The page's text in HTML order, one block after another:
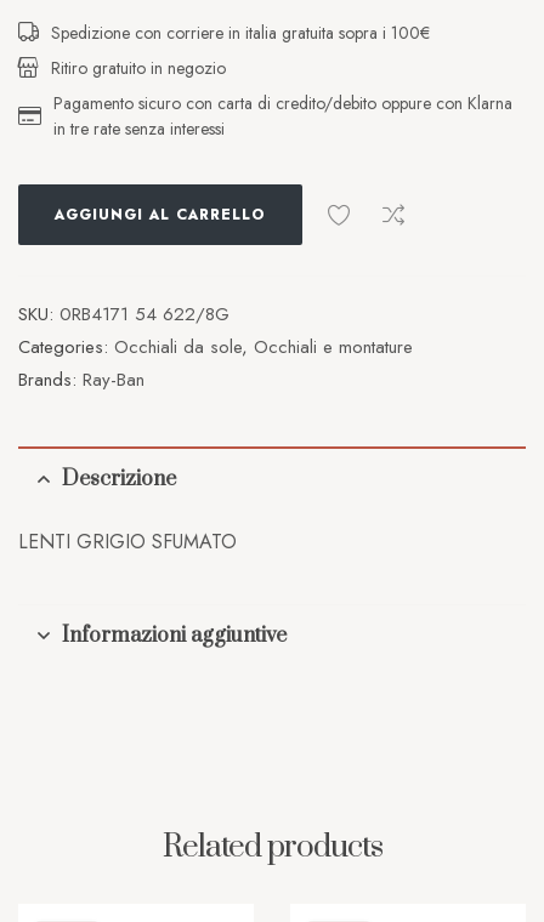
Spedizione con corriere in italia gratuita sopra i 100€
Ritiro gratuito in negozio
Pagamento sicuro con carta di credito/debito oppure con Klarna
in tre rate senza interessi
AGGIUNGI AL CARRELLO
SKU: 0RB4171 54 622/8G
Categories: Occhiali da sole, Occhiali e montature
Brands: Ray-Ban
Descrizione
LENTI GRIGIO SFUMATO
Informazioni aggiuntive
Related products